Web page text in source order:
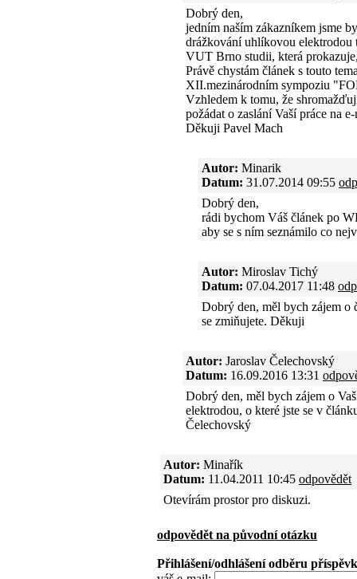
Dobrý den,
jedním naším zákazníkem jsme
drážkování uhlíkovou elektrodou
VUT Brno studii, která
Právě chystám článek s touto
XII.mezinárodním sympoziu
Vzhledem k tomu, že
požádat o zaslání Vaší práce na
Děkuji Pavel Mach
Autor: Minarik
Datum: 31.07.2014 09:55
Dobrý den,
rádi bychom Váš článek po
aby se s ním seznámilo co
Autor: Miroslav Tichý
Datum: 07.04.2017 11:48
Dobrý den, měl bych zájem o
se zmiňujete. Děkuji
Autor: Jaroslav Čelechovský
Datum: 16.09.2016 13:31
Dobrý den, měl bych zájem o
elektrodou, o které jste se v
Čelechovský
Autor: Minařík
Datum: 11.04.2011 10:45 odpovědět
Otevírám prostor pro diskuzi.
odpovědět na původní otázku
Přihlášení/odhlášení odběru